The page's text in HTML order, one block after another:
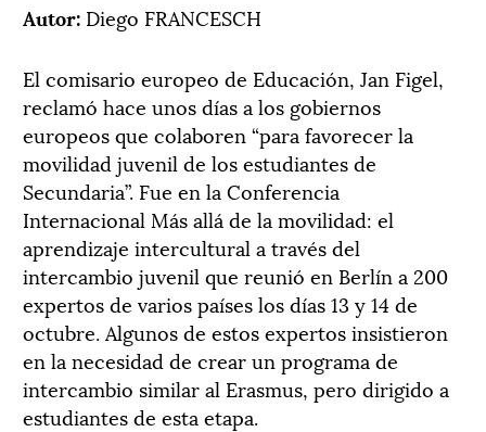
Autor: Diego FRANCESCH
El comisario europeo de Educación, Jan Figel,
reclamó hace unos días a los gobiernos
europeos que colaboren “para favorecer la
movilidad juvenil de los estudiantes de
Secundaria”. Fue en la Conferencia
Internacional Más allá de la movilidad: el
aprendizaje intercultural a través del
intercambio juvenil que reunió en Berlín a 200
expertos de varios países los días 13 y 14 de
octubre. Algunos de estos expertos insistieron
en la necesidad de crear un programa de
intercambio similar al Erasmus, pero dirigido a
estudiantes de esta etapa.